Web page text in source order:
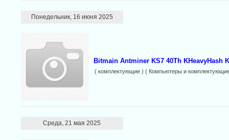
Понедельник, 16 июня 2025
Bitmain Antminer KS7 40Th KHeavyHash
( комплектующие ) ( Компьютеры и
Среда, 21 мая 2025